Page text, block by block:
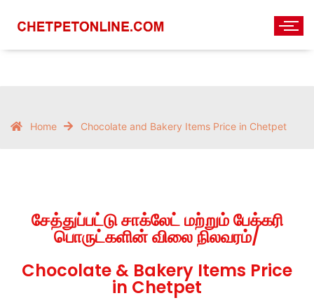
Home Chocolate and Bakery Items Price in Chetpet
சேத்துப்பட்டு சாக்லேட் மற்றும் பேக்கரி
பொருட்களின் விலை நிலவரம்/
Chocolate & Bakery Items Price
in Chetpet